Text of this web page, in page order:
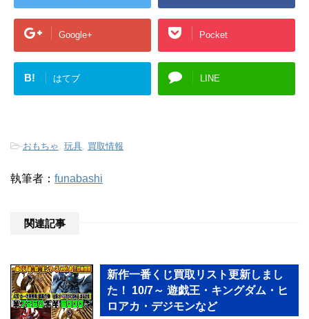
Google+ Pocket
B! はてブ LINE
-おもちゃ 玩具 買取情報
執筆者： funabashi
関連記事
新作一番くじ買取リスト更新しまし
た！ 10/7～ 遊戯王・キングダム・ヒ
ロアカ・デジモンなど